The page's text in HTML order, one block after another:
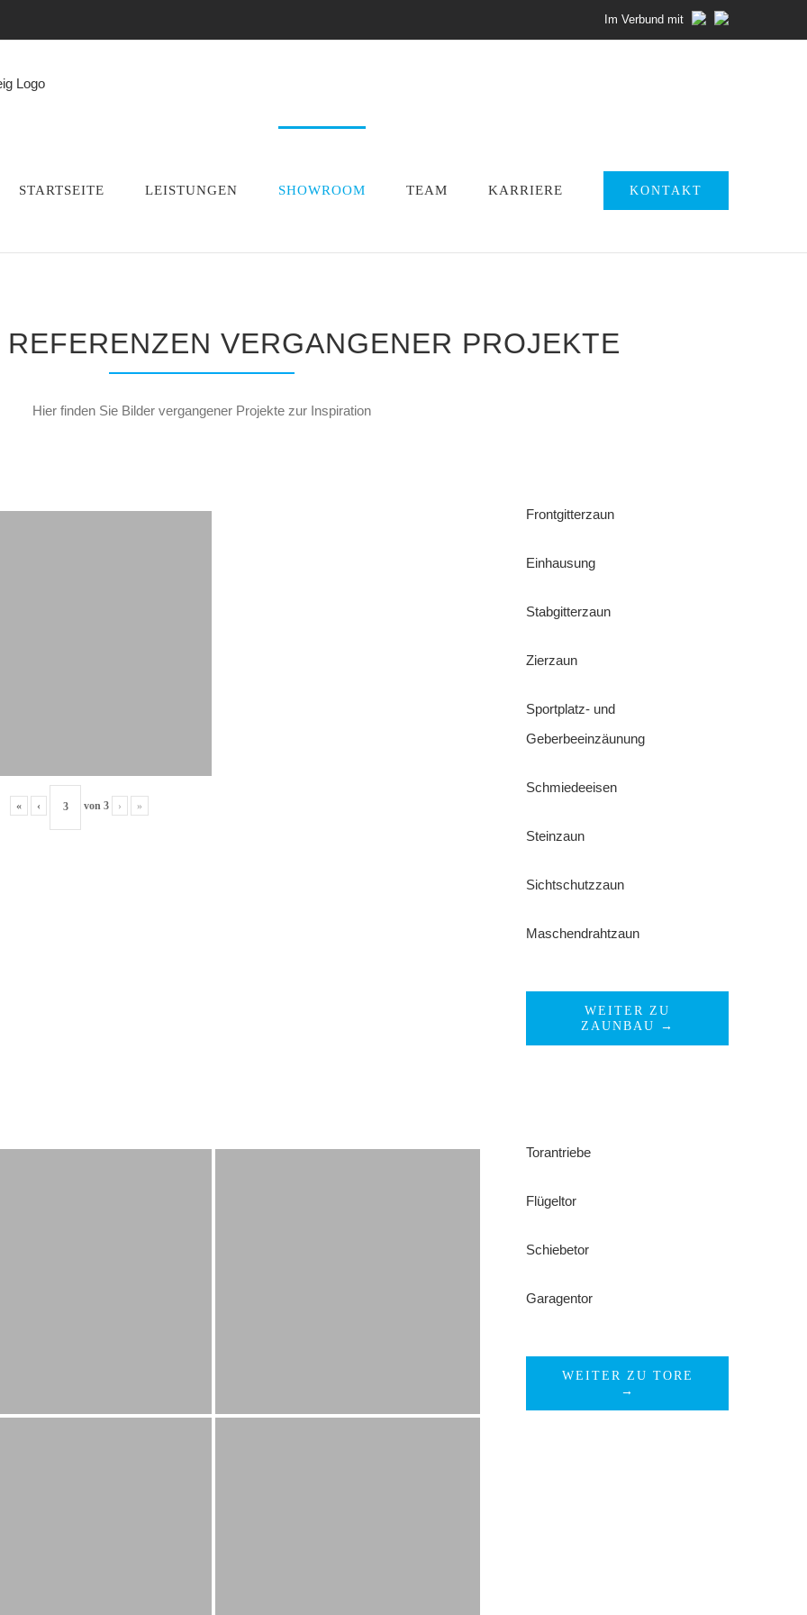
Im Verbund mit
STARTSEITE LEISTUNGEN SHOWROOM TEAM KARRIERE KONTAKT
VERGANGENER PROJEKTE
Hier finden Sie Bilder vergangener Projekte zur Inspiration
« ‹ von3 › »
Frontgitterzaun
Einhausung
Stabgitterzaun
Zierzaun
Sportplatz- und
Geberbeeinzäunung
Schmiedeeisen
Steinzaun
Sichtschutzzaun
Maschendrahtzaun
WEITER ZU
ZAUNBAU →
Torantriebe
Flügeltor
Schiebetor
Garagentor
WEITER ZU TORE
→